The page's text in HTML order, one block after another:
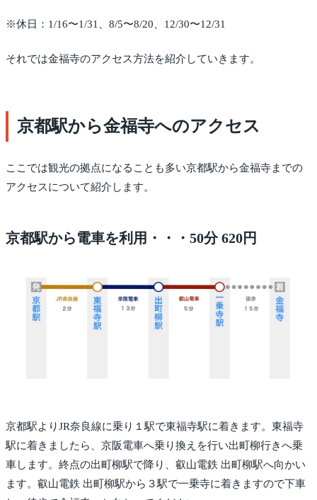
※休日：1/16〜1/31、8/5〜8/20、12/30〜12/31
それでは金福寺のアクセス方法を紹介していきます。
京都駅から金福寺へのアクセス
ここでは観光の拠点になることも多い京都駅から金福寺までの
アクセスについて紹介します。
京都駅から電車を利用・・・50分 620円
京都駅よりJR奈良線に乗り１駅で東福寺駅に着きます。東福寺
駅に着きましたら、京阪電車へ乗り換えを行い出町柳行きへ乗
車します。終点の出町柳駅で降り、叡山電鉄 出町柳駅へ向かい
ます。叡山電鉄 出町柳駅から３駅で一乗寺に着きますので下車